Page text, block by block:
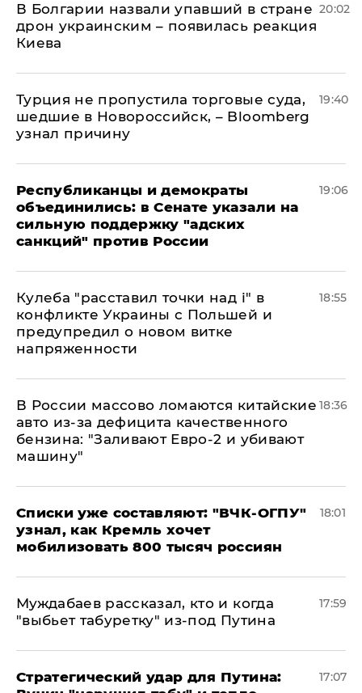
В Болгарии назвали упавший в стране
дрон украинским – появилась реакция
Киева
20:02
Турция не пропустила торговые суда,
шедшие в Новороссийск, – Bloomberg
узнал причину
19:40
Республиканцы и демократы
объединились: в Сенате указали на
сильную поддержку "адских
санкций" против России
19:06
Кулеба "расставил точки над і" в
конфликте Украины с Польшей и
предупредил о новом витке
напряженности
18:55
В России массово ломаются китайские
авто из-за дефицита качественного
бензина: "Заливают Евро-2 и убивают
машину"
18:36
Списки уже составляют: "ВЧК-ОГПУ"
узнал, как Кремль хочет
мобилизовать 800 тысяч россиян
18:01
Муждабаев рассказал, кто и когда
"выбьет табуретку" из-под Путина
17:59
Стратегический удар для Путина:
17:07